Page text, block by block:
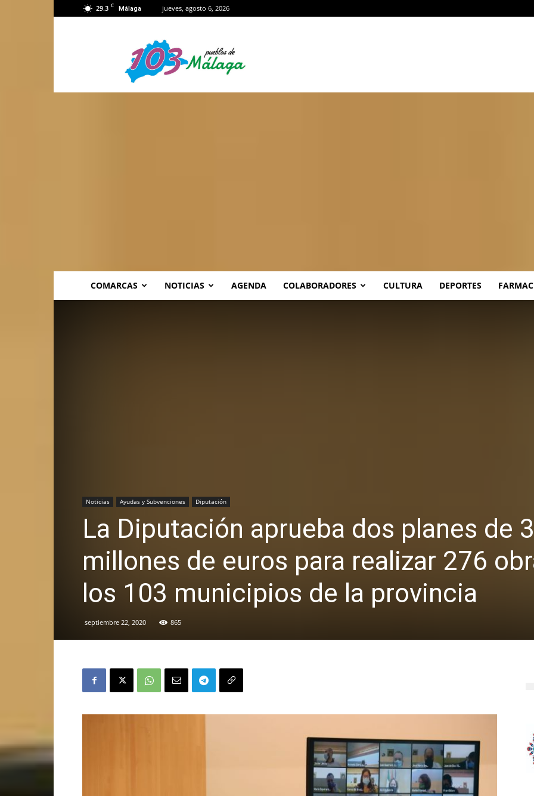
29.3 C Málaga jueves, agosto 6, 2026
Málaga
COMARCAS NOTICIAS AGENDA COLABORADORES CULTURA DEPORTES
Noticias Ayudas y Subvenciones Diputación
La Diputación aprueba dos planes de
millones de euros para realizar 276
los 103 municipios de la provincia
septiembre 22, 2020 865